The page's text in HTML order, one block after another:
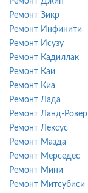
Ремонт Зикр
Ремонт Инфинити
Ремонт Исузу
Ремонт Кадиллак
Ремонт Каи
Ремонт Киа
Ремонт Лада
Ремонт Ланд-Ровер
Ремонт Лексус
Ремонт Мазда
Ремонт Мерседес
Ремонт Мини
Ремонт Митсубиси